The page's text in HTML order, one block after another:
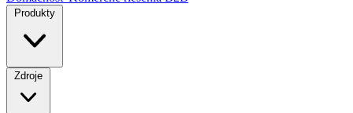
Produkty
Zdroje